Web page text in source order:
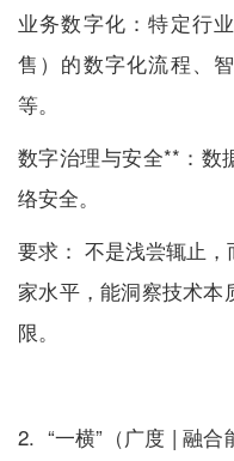
业务数字化：特定行
售）的数字化流程、
等。
数字治理与安全**：数
络安全。
要求： 不是浅尝辄止
家水平，能洞察技术本
限。
2. “一横”（广度 | 融合